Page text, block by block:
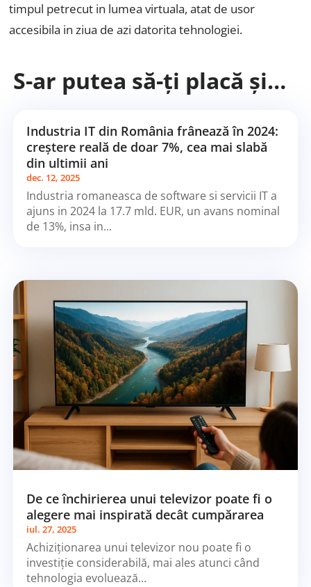
timpul petrecut in lumea virtuala, atat de usor
accesibila in ziua de azi datorita tehnologiei.
S-ar putea să-ți placă și…
Industria IT din România frânează în 2024:
creștere reală de doar 7%, cea mai slabă
din ultimii ani
dec. 12, 2025
Industria romaneasca de software si servicii IT a
ajuns in 2024 la 17.7 mld. EUR, un avans nominal
de 13%, insa in...
De ce închirierea unui televizor poate fi o
alegere mai inspirată decât cumpărarea
iul. 27, 2025
Achiziționarea unui televizor nou poate fi o
investiție considerabilă, mai ales atunci când
tehnologia evoluează...